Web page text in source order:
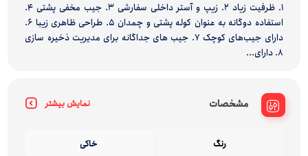
1. ظرفیت زیاد 2. زیپ و آستر داخلی سفارشی 3. جیب مخفی پشتی 4.
استفاده دوگانه به عنوان کوله پشتی و چمدان 5. طراحی ظاهری زیبا 6.
دارای جیب‌های کوچک 7. جیب های جداگانه برای مدیریت ذخیره سازی
8. دارای...
مشخصات نمایش بیشتر
رنگ خاکی